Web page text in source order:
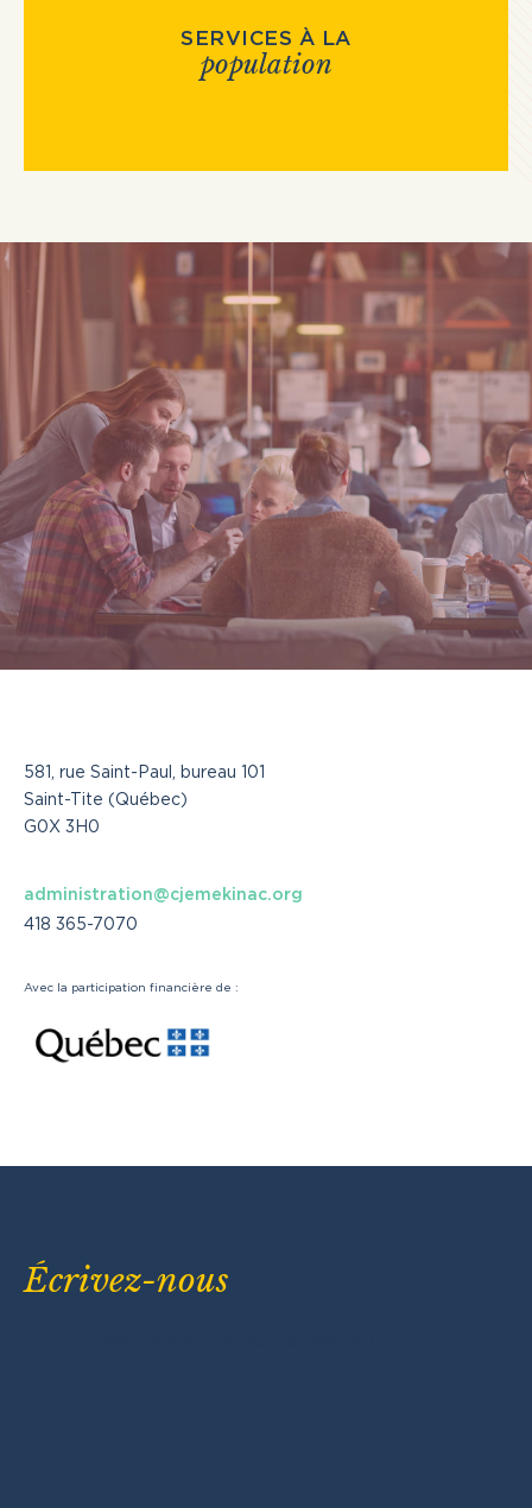
SERVICES À LA
population
581, rue Saint-Paul, bureau 101
Saint-Tite (Québec)
G0X 3H0
administration@cjemekinac.org
418 365-7070
Avec la participation financière de :
Écrivez-nous